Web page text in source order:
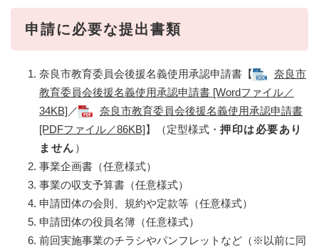
申請に必要な提出書類
奈良市教育委員会後援名義使用承認申請書【
奈良市
教育委員会後援名義使用承認申請書 [Wordファイル／
34KB] ／
奈良市教育委員会後援名義使用承認申請書
[PDFファイル／86KB]】（定型様式・ 押印は必要あり
ません ）
事業企画書（任意様式）
事業の収支予算書（任意様式）
申請団体の会則、規約や定款等（任意様式）
申請団体の役員名簿（任意様式）
前回実施事業のチラシやパンフレットなど（※以前に同